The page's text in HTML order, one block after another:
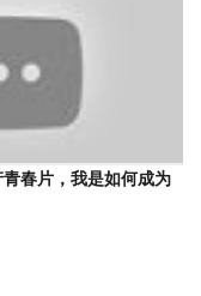
青春片，我是如何成为